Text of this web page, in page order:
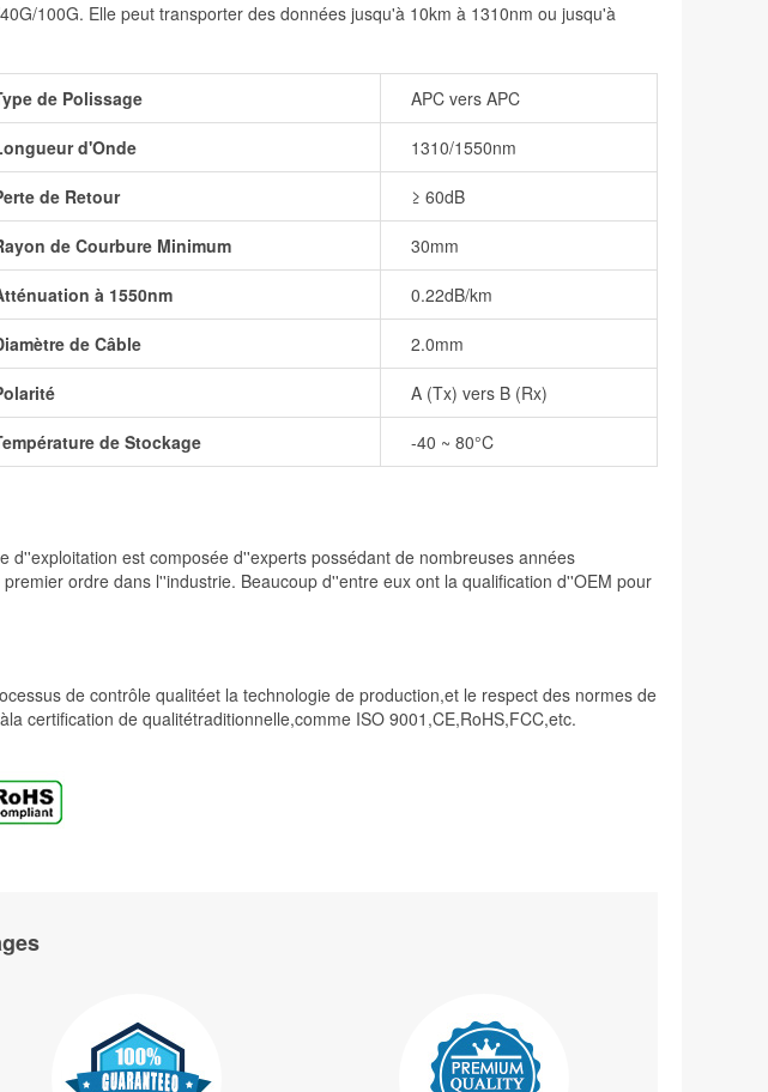
100G. Elle peut transporter des données jusqu'à 10km à 1310nm ou jusqu'à
de Polissage APC vers APC
d'Onde 1310/1550nm
de Retour ≥ 60dB
de Courbure Minimum 30mm
à 1550nm 0.22dB/km
de Câble 2.0mm
A (Tx) vers B (Rx)
de Stockage -40 ~ 80°C
est composée d''experts possédant de nombreuses années
ordre dans l''industrie. Beaucoup d''entre eux ont la qualification d''OEM pour
de contrôle qualitéet la technologie de production,et le respect des normes de
certification de qualitétraditionnelle,comme ISO 9001,CE,RoHS,FCC,etc.